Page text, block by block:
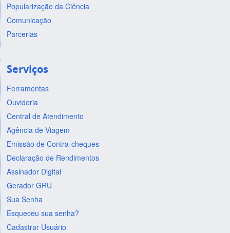
Popularização da Ciência
Comunicação
Parcerias
Serviços
Ferramentas
Ouvidoria
Central de Atendimento
Agência de Viagem
Emissão de Contra-cheques
Declaração de Rendimentos
Assinador Digital
Gerador GRU
Sua Senha
Esqueceu sua senha?
Cadastrar Usuário